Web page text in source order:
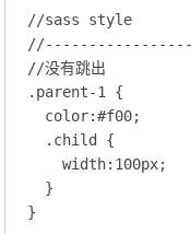
//sass style
//没有跳出
.parent-1
{
color:#f00;
.child {
width: 100px;
  }
}